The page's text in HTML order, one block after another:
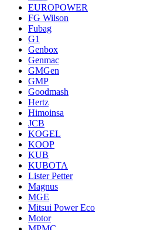
EUROPOWER
FG Wilson
Fubag
G1
Genbox
Genmac
GMGen
GMP
Goodmash
Hertz
Himoinsa
JCB
KOGEL
KOOP
KUB
KUBOTA
Lister Petter
Magnus
MGE
Mitsui Power Eco
Motor